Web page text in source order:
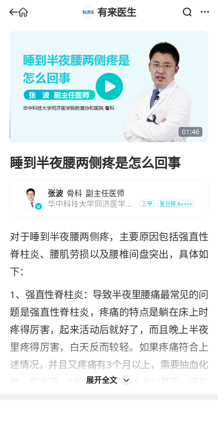
有来医生
01:46
睡到半夜腰两侧疼是怎么回事
张波 骨科 副主任医师
华中科技大学同济医学院
三甲 复旦榜 A++++
对于睡到半夜腰两侧疼，主要原因包括强直性
脊柱炎、腰肌劳损以及腰椎间盘突出，具体如
下：
1、强直性脊柱炎：导致半夜里腰痛最常见的问
题是强直性脊柱炎，疼痛的特点是躺在床上时
疼得厉害，起来活动后就好了，而且晚上半夜
里疼得厉害，白天反而较轻。如果疼痛符合上
述情况，并且又疼痛有3个月以上，需要抽血化
验，即血沉、C反应蛋白、HLA-B27基因，还有
展开全文